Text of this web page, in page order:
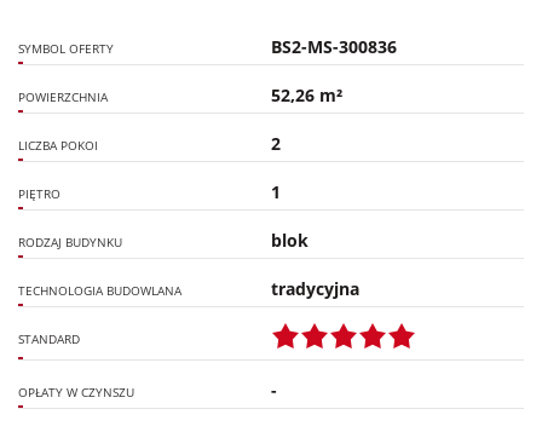
SYMBOL OFERTY BS2-MS-300836
POWIERZCHNIA 52,26 m²
LICZBA POKOI 2
PIĘTRO 1
RODZAJ BUDYNKU blok
TECHNOLOGIA BUDOWLANA tradycyjna
STANDARD
OPŁATY W CZYNSZU -